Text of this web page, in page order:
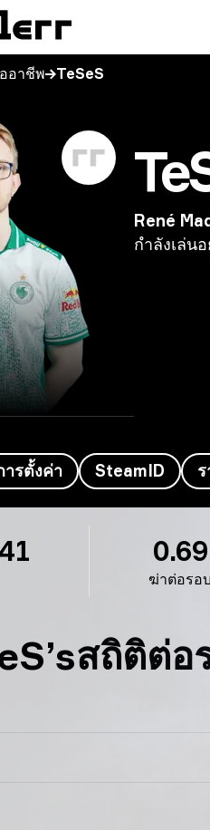
อาชีพ TeSeS
René
กำลังเล่น
ารตั้งค่า SteamID
ฆ่าต่อรอบ
0.69
สถิติต่อ